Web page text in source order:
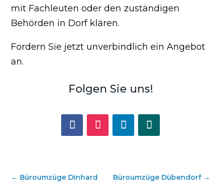
mit Fachleuten oder den zuständigen
Behörden in Dorf klären.
Fordern Sie jetzt unverbindlich ein Angebot
an.
Folgen Sie uns!
← Büroumzüge Dinhard Büroumzüge Dübendorf→